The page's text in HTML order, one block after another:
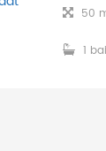
50
1 bai